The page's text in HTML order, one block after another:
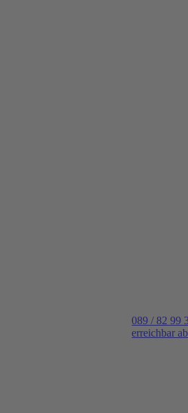
089 / 82 99
erreichbar